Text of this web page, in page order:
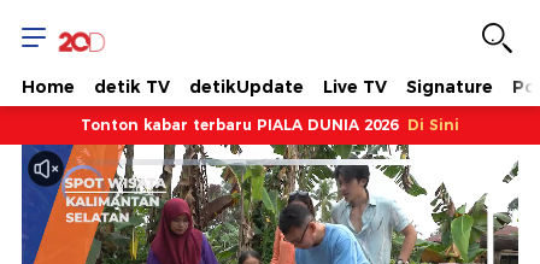
Home detik TV detikUpdate Live TV Signature
Tonton kabar terbaru PIALA DUNIA 2026 Di Sini